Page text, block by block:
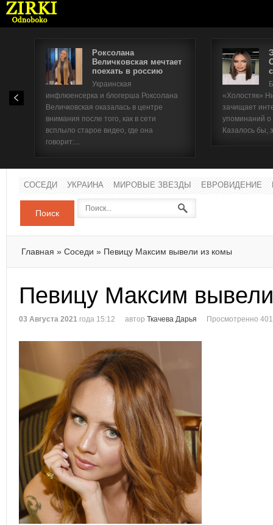
Роксолана
Величковская мечтает
поехать в россию
Украинская
инфлюенсерка и блогерша Роксолана
Величковская оказалась в центре
внимания после того, как в сети
всплыло старое видео, где она
говорит:...
«Холостяк»
зачищает
упоминаний
Казалось бы,
СОСЕДИ УКРАИНА МИРОВЫЕ ЗВЕЗДЫ ЕВРОВИДЕНИЕ
Поиск
Главная » Соседи » Певицу Максим вывели из комы
Певицу Максим
03 Августа 2021 года 15:12 автор Ткачева Дарья Просмотренно
Имя